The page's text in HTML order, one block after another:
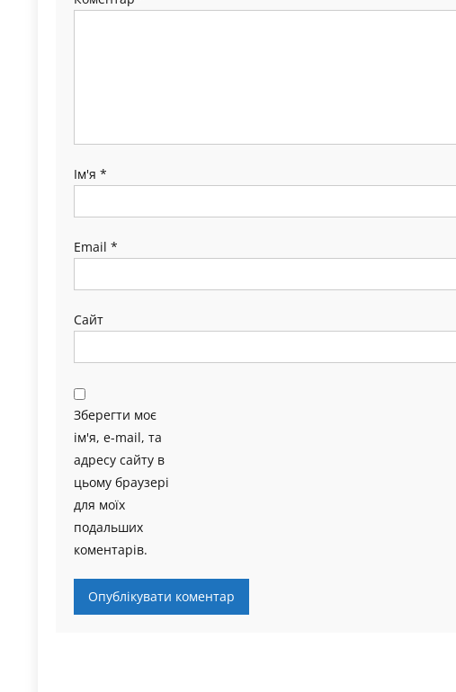
Ім'я *
Email *
Сайт
Зберегти моє
ім'я, e-mail, та
адресу сайту в
цьому браузері
для моїх
подальших
коментарів.